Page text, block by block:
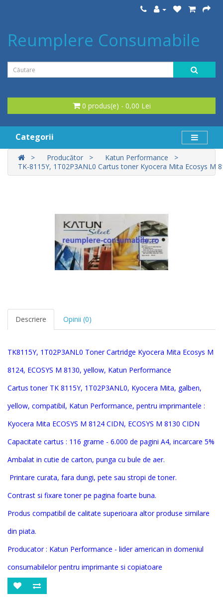
Reumplere Consumabile
0 produs(e) - 0,00 Lei
Categorii
Producător
Katun Performance
TK-8115Y, 1T02P3ANL0 Cartus toner Kyocera Mita Ecosys M
Descriere Opinii (0)
TK8115Y, 1T02P3ANL0 Toner Cartridge Kyocera Mita Ecosys M
8124, ECOSYS M 8130, yellow, Katun Performance
Cartus toner TK 8115Y, 1T02P3ANL0, Kyocera Mita, galben,
yellow, compatibil, Katun Performance, pentru imprimantele :
Kyocera Mita ECOSYS M 8124 CIDN, ECOSYS M 8130 CIDN
Capacitate cartus : 116 grame - 6.000 de pagini A4, incarcare 5%
Ambalat in cutie de carton, punga cu bule de aer.
Printare curata, fara dungi, pete sau stropi de toner.
Contrast si fixare toner pe pagina foarte buna.
Produs compatibil de calitate superioara altor produse similare
din piata.
Producator : Katun Performance - lider american in domeniul
consumabilelor pentru imprimante si copiatoare